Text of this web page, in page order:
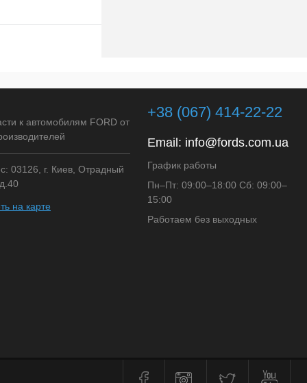
Сравнение
к автомобилям FORD от
03126, г. Киев, Отрадный
на карте
+38 (067) 414-22-22
Email: info@fords.com.ua
График работы
Пн–Пт: 09:00–18:00 Сб: 09:00–
15:00
Работаем без выходных